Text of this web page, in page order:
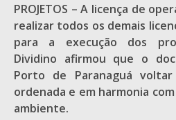
PROJETOS – A licença de
realizar todos os demais
para a execução dos
Dividino afirmou que o
Porto de Paranaguá
ordenada e em harmonia
ambiente.